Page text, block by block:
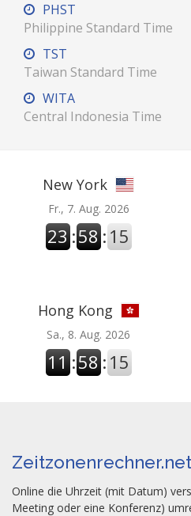
PHST
Philippine Standard Time
TST
Taiwan Standard Time
WITA
Central Indonesia Time
New York
Fr., 7. Aug. 2026
23 :58 : 15
Hong Kong
Sa., 8. Aug. 2026
11 :58 : 15
Zeitzonenrechner.net
Online die Uhrzeit (mit Datum)
Meeting oder eine Konferenz)